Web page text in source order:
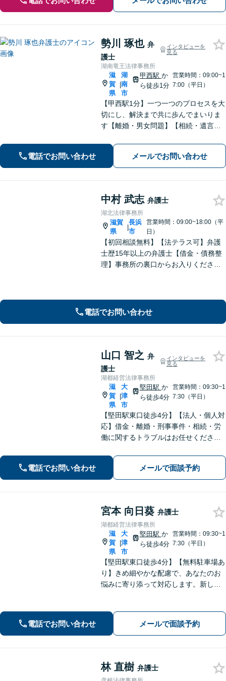
勢川 琢也 弁
護士
インタビューを
見る
湖南竜王法律事務所
滋
賀
県
|
湖
南
市
甲西駅 か
ら徒歩1分
営業時間：09:00~1
7:00（平日）
【甲西駅1分】一つ一つのプロセスを大
切にし、解決まで共に歩んでまいりま
す【離婚・男女問題】【相続・遺言】
求、開示請求、損害賠償請求】【労
働・雇用：事業会社での勤務経験あ
り】まで幅広くご相談に応じます【We
b面談OK】
電話でお問い合わせ メールでお問い合わせ
中村 武志 弁護士
湖北法律事務所
滋賀
県
|
長浜
市
営業時間：09:00~18:00（平
日）
【初回相談無料】【法テラス可】弁護
士歴15年以上の弁護士【借金・債務整
理】事務所の裏口からお入りくださ
電話でお問い合わせ
山口 智之 弁
護士
インタビューを
見る
湖都経営法律事務所
滋
賀
県
|
大
津
市
堅田駅 か
ら徒歩4分
営業時間：09:30~1
7:30（平日）
【堅田駅東口徒歩4分】【法人・個人対
応】借金・離婚・刑事事件・相続・労
働に関するトラブルはお任せくださ
契約・企業法務全般に対応。困りの際
はぜひ一度お話をお聞かせください。
【無料駐車場あり】
電話でお問い合わせ メールで面談予約
宮本 向日葵 弁護士
湖都経営法律事務所
滋
賀
県
|
大
津
市
堅田駅 か
ら徒歩4分
営業時間：09:30~1
7:30（平日）
【堅田駅東口徒歩4分】【無料駐車場あ
り】きめ細やかな配慮で、あなたのお
悩みに寄り添って対応します。新しい
にご相談ください。
電話でお問い合わせ メールで面談予約
林 直樹 弁護士